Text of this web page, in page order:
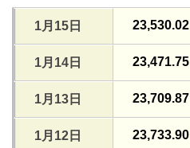
1月15日 23,530.02
1月14日 23,471.75
1月13日 23,709.87
1月12日 23,733.90